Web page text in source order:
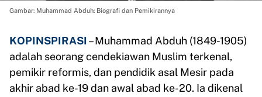
Gambar: Muhammad Abduh: Biografi dan Pemikirannya
KOPINSPIRASI – Muhammad Abduh (1849-1905)
adalah seorang cendekiawan Muslim terkenal,
pemikir reformis, dan pendidik asal Mesir pada
akhir abad ke-19 dan awal abad ke-20. Ia dikenal